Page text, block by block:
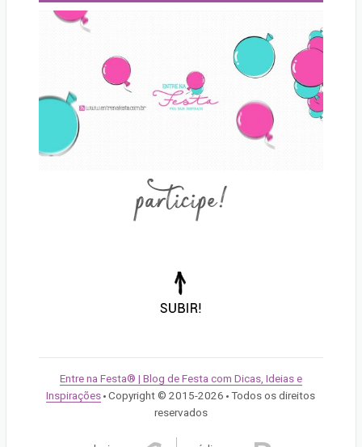
participe!
da
página!
Entre na Festa® | Blog de Festa com Dicas, Ideias e
Inspirações Copyright © 2015-2026 Todos os direitos
reservados